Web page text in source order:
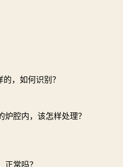
，如何识别？
腔内，该怎样处理？
常吗？